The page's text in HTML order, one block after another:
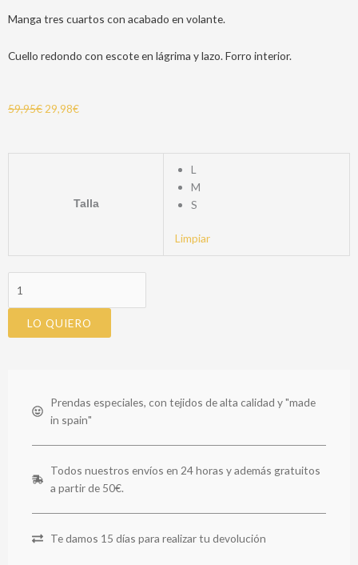
Manga tres cuartos con acabado en volante.
Cuello redondo con escote en lágrima y lazo. Forro interior.
59,95€ 29,98€
Talla
L
M
S
Limpiar
LO QUIERO
Prendas especiales, con tejidos de alta calidad y "made
in spain"
Todos nuestros envíos en 24 horas y además gratuitos
a partir de 50€.
Te damos 15 días para realizar tu devolución